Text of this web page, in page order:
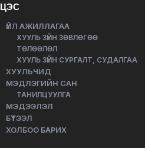
ЦЭС
ҮЙЛ АЖИЛЛАГАА
ХУУЛЬ ЗҮЙН ЗӨВЛӨГӨӨ
ТӨЛӨӨЛӨЛ
ХУУЛЬ ЗҮЙН СУРГАЛТ, СУДАЛГАА
ХУУЛЬЧИД
МЭДЛЭГИЙН САН
ТАНИЛЦУУЛГА
МЭДЭЭЛЭЛ
БҮТЭЭЛ
ХОЛБОО БАРИХ